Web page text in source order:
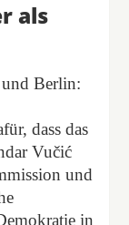
als
Berlin:
dass das
Vučić
und
in